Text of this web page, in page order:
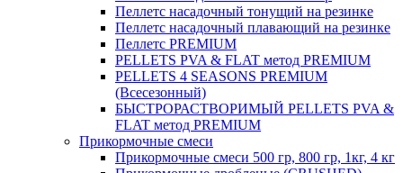
Пеллетс насадочный тонущий на резинке
Пеллетс насадочный плавающий на резинке
Пеллетс PREMIUM
PELLETS PVA & FLAT метод PREMIUM
PELLETS 4 SEASONS PREMIUM
(Всесезонный)
БЫСТРОРАСТВОРИМЫЙ PELLETS PVA &
FLAT метод PREMIUM
Прикормочные смеси
Прикормочные смеси 500 гр, 800 гр, 1кг, 4 кг